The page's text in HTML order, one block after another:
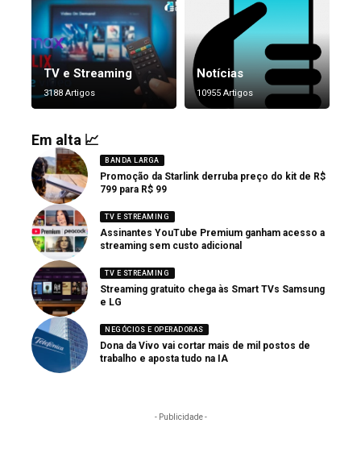
TV e Streaming
3188 Artigos
Notícias
10955 Artigos
Em alta 📈
BANDA LARGA
Promoção da Starlink derruba preço do kit de R$
799 para R$ 99
TV E STREAMING
Assinantes YouTube Premium ganham acesso a
streaming sem custo adicional
TV E STREAMING
Streaming gratuito chega às Smart TVs Samsung
e LG
NEGÓCIOS E OPERADORAS
Dona da Vivo vai cortar mais de mil postos de
trabalho e aposta tudo na IA
- Publicidade -